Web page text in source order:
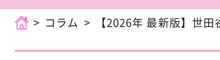
コラム 【2026年 最新版】世